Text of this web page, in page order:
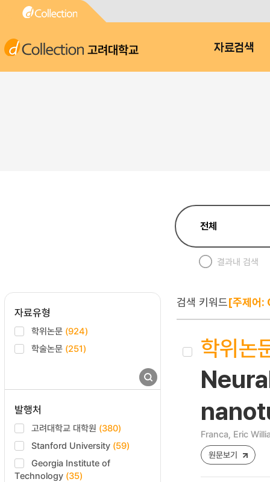
고려대학교 자료검색
결과내 검색
자료유형
학위논문 (924)
학술논문 (251)
발행처
고려대학교 대학원 (380)
Stanford University (59)
Georgia Institute of
Technology (35)
검색 키워드[주제어
학위논
Franca, Eric
원문보기